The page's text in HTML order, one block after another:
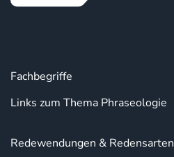
Fachbegriffe
Links zum Thema Phraseologie
Redewendungen & Redensarten